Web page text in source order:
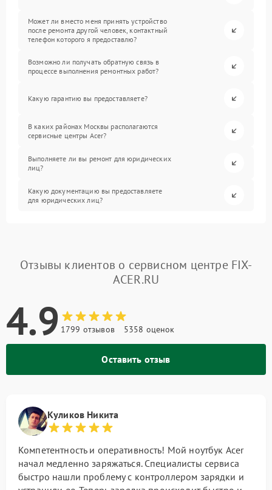
Может ли вместо меня принять устройство
после ремонта другой человек, контактный
телефон которого я предоставлю?
Возможно ли получать обратную связь в
процессе выполнения ремонтных работ?
Какую гарантию вы предоставляете?
В каких районах Москвы располагаются
сервисные центры Acer?
Выполняете ли вы ремонт для юридических
лиц?
Какую документацию вы предоставляете
для юридических лиц?
Отзывы клиентов о сервисном центре FIX-
ACER.RU
4.9 1799 отзывов 5358 оценок
Оставить отзыв
Куликов Никита
Компетентность и оперативность! Мой ноутбук Acer
начал медленно заряжаться. Специалисты сервиса
быстро нашли проблему с контроллером зарядки и